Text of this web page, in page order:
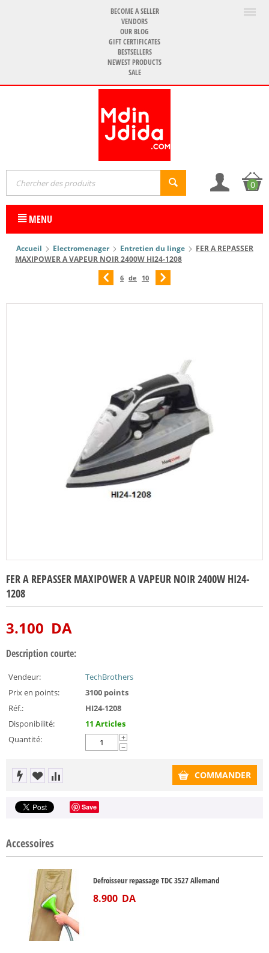
BECOME A SELLER
VENDORS
OUR BLOG
GIFT CERTIFICATES
BESTSELLERS
NEWEST PRODUCTS
SALE
0
MENU
Accueil Electromenager Entretien du linge
FER A REPASSER
MAXIPOWER A VAPEUR NOIR 2400W HI24-1208
6 de 10
FER A REPASSER MAXIPOWER A VAPEUR NOIR 2400W HI24-
1208
3.100 DA
Description courte:
Vendeur:
TechBrothers
Prix en points:
3100 points
Réf.:
HI24-1208
Disponibilité:
11 Articles
Quantité:
+
−
COMMANDER
Save
Accessoires
Defroisseur repassage TDC 3527 Allemand
8.900 DA